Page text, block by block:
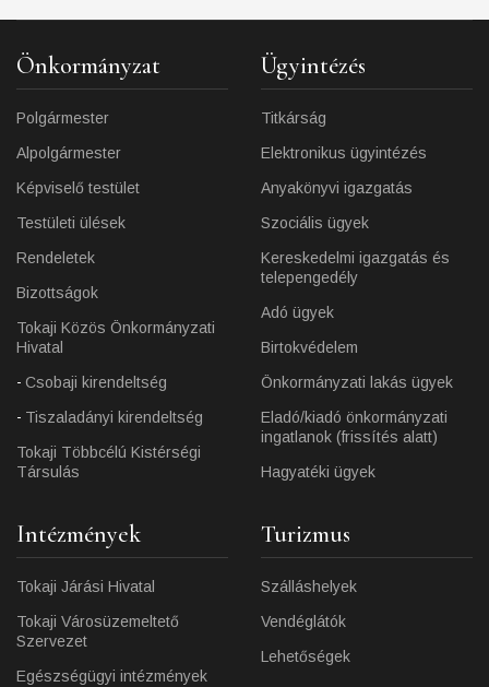
Önkormányzat
Polgármester
Alpolgármester
Képviselő testület
Testületi ülések
Rendeletek
Bizottságok
Tokaji Közös Önkormányzati
Hivatal
Csobaji kirendeltség
Tiszaladányi kirendeltség
Tokaji Többcélú Kistérségi
Társulás
Ügyintézés
Titkárság
Elektronikus ügyintézés
Anyakönyvi igazgatás
Szociális ügyek
Kereskedelmi igazgatás és
telepengedély
Adó ügyek
Birtokvédelem
Önkormányzati lakás ügyek
Eladó/kiadó önkormányzati
ingatlanok (frissítés alatt)
Hagyatéki ügyek
Intézmények
Tokaji Járási Hivatal
Tokaji Városüzemeltető
Szervezet
Egészségügyi intézmények
Turizmus
Szálláshelyek
Vendéglátók
Lehetőségek